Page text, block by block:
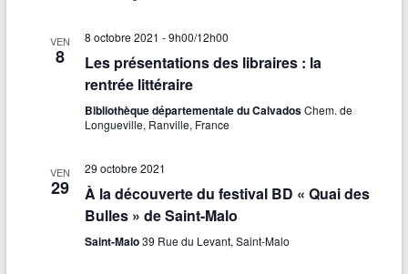
s
VEN
8
8 octobre 2021 - 9h00/12h00
Les présentations des libraires : la
rentrée littéraire
Bibliothèque départementale du CalvadosChem. de
Longueville, Ranville, France
VEN
29
29 octobre 2021
À la découverte du festival BD « Quai des
Bulles » de Saint-Malo
Saint-Malo39 Rue du Levant, Saint-Malo